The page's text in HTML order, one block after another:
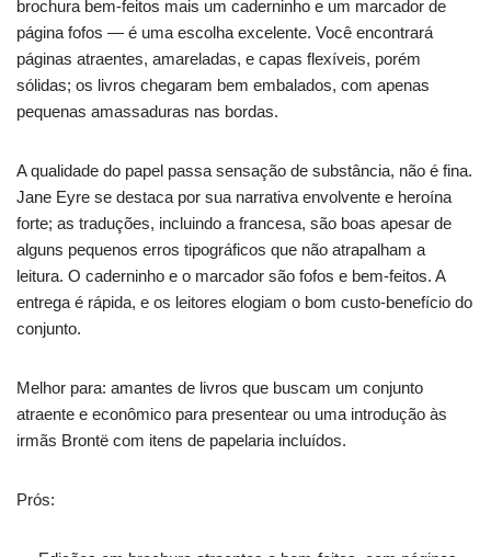
brochura bem-feitos mais um caderninho e um marcador de
página fofos — é uma escolha excelente. Você encontrará
páginas atraentes, amareladas, e capas flexíveis, porém
sólidas; os livros chegaram bem embalados, com apenas
pequenas amassaduras nas bordas.
A qualidade do papel passa sensação de substância, não é fina.
Jane Eyre se destaca por sua narrativa envolvente e heroína
forte; as traduções, incluindo a francesa, são boas apesar de
alguns pequenos erros tipográficos que não atrapalham a
leitura. O caderninho e o marcador são fofos e bem-feitos. A
entrega é rápida, e os leitores elogiam o bom custo-benefício do
conjunto.
Melhor para: amantes de livros que buscam um conjunto
atraente e econômico para presentear ou uma introdução às
irmãs Brontë com itens de papelaria incluídos.
Prós: